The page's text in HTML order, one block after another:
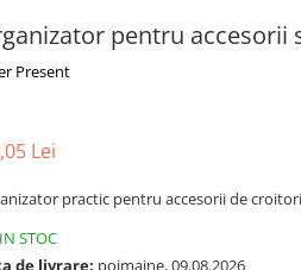
pentru accesorii
Present
Lei
practic pentru accesorii de
IN STOC
de livrare: poimaine, 09.08.2026